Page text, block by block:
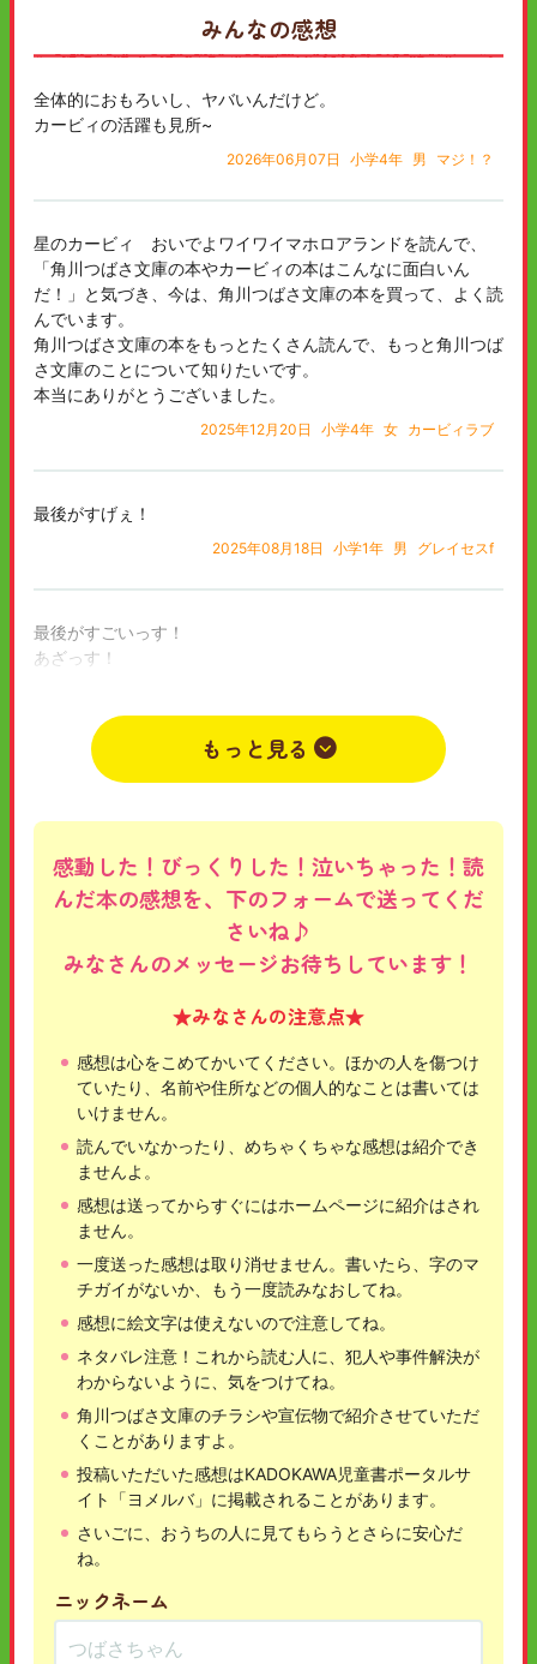
みんなの感想
全体的におもろいし、ヤバいんだけど。
カービィの活躍も見所~
2026年06月07日 小学4年 男 マジ！？
星のカービィ おいでよワイワイマホロアランドを読んで、
「角川つばさ文庫の本やカービィの本はこんなに面白いん
だ！」と気づき、今は、角川つばさ文庫の本を買って、よく読
んでいます。
角川つばさ文庫の本をもっとたくさん読んで、もっと角川つば
さ文庫のことについて知りたいです。
本当にありがとうございました。
2025年12月20日 小学4年 女 カービィラブ
最後がすげぇ！
2025年08月18日 小学1年 男 グレイセスf
最後がすごいっす！
あざっす！
もっと見る
感動した！びっくりした！泣いちゃった！読
んだ本の感想を、下のフォームで送ってくだ
さいね♪
みなさんのメッセージお待ちしています！
★みなさんの注意点★
感想は心をこめてかいてください。ほかの人を傷つけ
ていたり、名前や住所などの個人的なことは書いては
いけません。
読んでいなかったり、めちゃくちゃな感想は紹介でき
ませんよ。
感想は送ってからすぐにはホームページに紹介はされ
ません。
一度送った感想は取り消せません。書いたら、字のマ
チガイがないか、もう一度読みなおしてね。
感想に絵文字は使えないので注意してね。
ネタバレ注意！これから読む人に、犯人や事件解決が
わからないように、気をつけてね。
角川つばさ文庫のチラシや宣伝物で紹介させていただ
くことがありますよ。
投稿いただいた感想はKADOKAWA児童書ポータルサ
イト「ヨメルバ」に掲載されることがあります。
さいごに、おうちの人に見てもらうとさらに安心だ
ね。
ニックネーム